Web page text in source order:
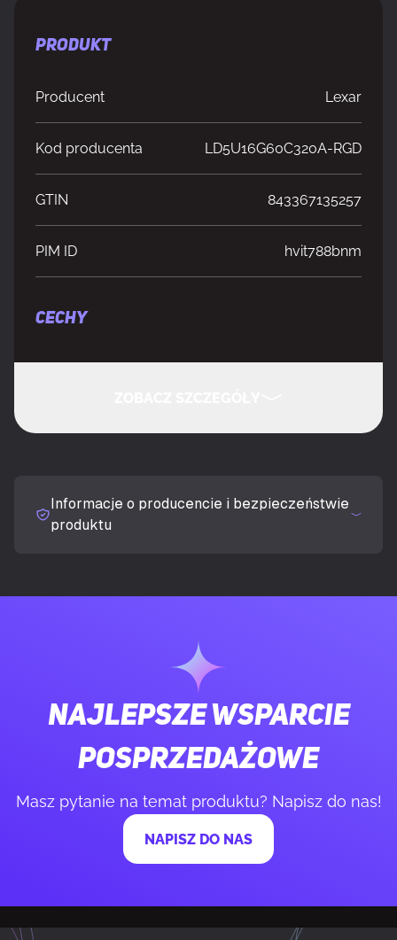
PRODUKT
Producent Lexar
Kod producenta LD5U16G60C320A-RGD
GTIN 843367135257
PIM ID hvit788bnm
CECHY
Układ pamięci (moduły x rozmiar)
Przeznaczenie PC
Rodzaj pamięci 288-pin DIMM
Korekcja ECC Tak
Napięcie pamięci
Intel® Extreme Memory Profile (XMP) wersja 3.0
Informacje o producencie i bezpieczeństwie
produktu
Najlepsze wsparcie
posprzedażowe
Masz pytanie na temat produktu? Napisz do nas!
NAPISZ DO NAS